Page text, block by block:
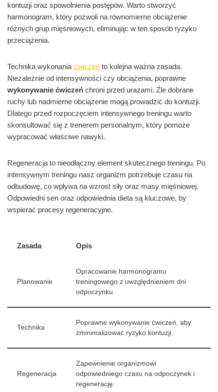
kontuzji oraz spowolnienia postępów. Warto stworzyć
harmonogram, który pozwoli na równomierne obciążenie
różnych grup mięśniowych, eliminując w ten sposób ryzyko
przeciążenia.
Technika wykonania ćwiczeń to kolejna ważna zasada.
Niezależnie od intensywności czy obciążenia, poprawne
wykonywanie ćwiczeń chroni przed urazami. Źle dobrane
ruchy lub nadmierne obciążenie mogą prowadzić do kontuzji.
Dlatego przed rozpoczęciem intensywnego treningu warto
skonsultować się z trenerem personalnym, który pomoże
wypracować właściwe nawyki.
Regeneracja to nieodłączny element skutecznego treningu. Po
intensywnym treningu nasz organizm potrzebuje czasu na
odbudowę, co wpływa na wzrost siły oraz masy mięśniowej.
Odpowiedni sen oraz odpowiednia dieta są kluczowe, by
wspierać procesy regeneracyjne.
Zasada Opis
Planowanie
Opracowanie harmonogramu
treningowego z uwzględnieniem dni
odpoczynku.
Technika
Poprawne wykonywanie ćwiczeń, aby
zminimalizować ryzyko kontuzji.
Regeneracja
Zapewnienie organizmowi
odpowiedniego czasu na odpoczynek i
regenerację.